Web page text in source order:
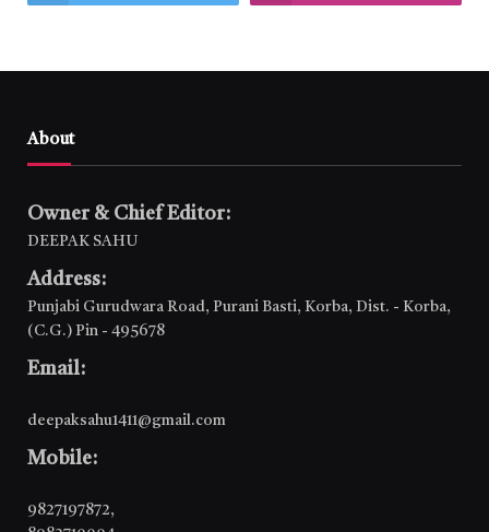
About
Owner & Chief Editor:
DEEPAK SAHU
Address:
Punjabi Gurudwara Road, Purani Basti, Korba, Dist. - Korba,
(C.G.) Pin - 495678
Email:
deepaksahu1411@gmail.com
Mobile:
9827197872,